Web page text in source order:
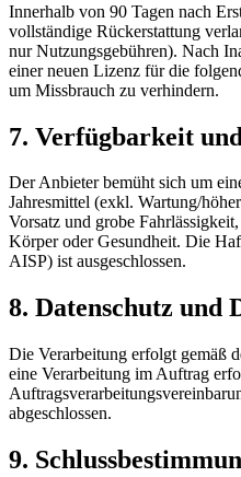
Innerhalb von 90 Tagen nach
vollständige Rückerstattung
nur Nutzungsgebühren). Nach
einer neuen Lizenz für die
um Missbrauch zu verhindern.
7. Verfügbarkeit
Der Anbieter bemüht sich um
Jahresmittel (exkl. Wartung/
Vorsatz und grobe
Körper oder Gesundheit. Die
AISP) ist ausgeschlossen.
8. Datenschutz und
Die Verarbeitung erfolgt gemäß
eine Verarbeitung im Auftrag
abgeschlossen.
9.